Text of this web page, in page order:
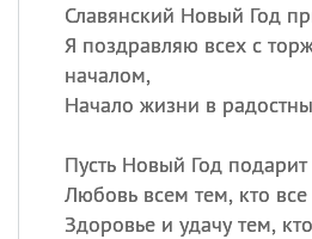
Славянский Новый Год
Я поздравляю всех с
началом,
Начало жизни в
Пусть Новый Год подарит
Любовь всем тем, кто
Здоровье и удачу тем,